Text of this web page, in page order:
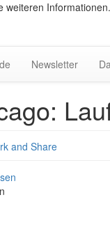
Newsletter